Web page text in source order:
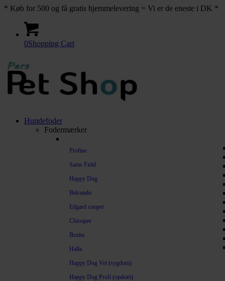
* Køb for 500 og få gratis hjemmelevering = Vi er de eneste i DK *
0Shopping Cart
Hundefoder
Fodermærker
Profine
Sams Field
Happy Dog
Belcando
Edgard cooper
Chicopee
Bozita
Halla
Happy Dog Vet (sygdom)
Happy Dog Profi (opdræt)